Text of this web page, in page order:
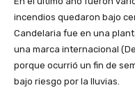
incendios quedaron bajo
Candelaria fue en una
una marca internacional
porque ocurrió un fin de
bajo riesgo por la lluvias.